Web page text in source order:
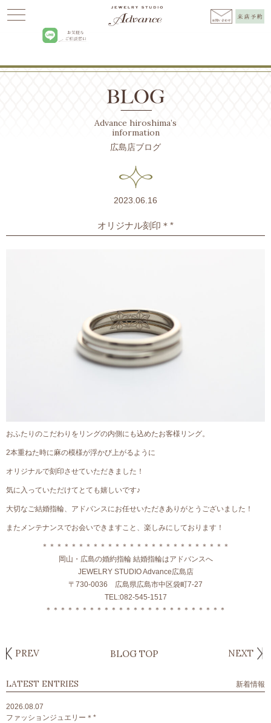
ブライダルリング>オリジナル刻印＊*
Advance hiroshima’s
information
広島店ブログ
2023.06.16
オリジナル刻印＊*
おふたりのこだわりをリングの内側にも込めたお客様リング。
2本重ねた時に麻の模様が浮かび上がるように
オリジナルで刻印させていただきました！
気に入っていただけてとても嬉しいです♪
大切なご結婚指輪、アドバンスにお任せいただきありがとうございました！
またメンテナンスでお会いできますこと、楽しみにしております！
＊＊＊＊＊＊＊＊＊＊＊＊＊＊＊＊＊＊＊＊＊＊＊＊＊＊
岡山・広島の婚約指輪 結婚指輪はアドバンスへ
JEWELRY STUDIO Advance広島店
〒730-0036 広島県広島市中区袋町7-27
TEL:082-545-1517
＊＊＊＊＊＊＊＊＊＊＊＊＊＊＊＊＊＊＊＊＊＊＊＊＊
PREV BLOG TOP NEXT
LATEST ENTRIES 新着情報
2026.08.07
ファッションジュエリー＊*